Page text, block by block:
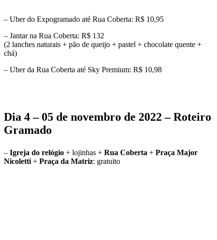
– Uber do Expogramado até Rua Coberta: R$ 10,95
– Jantar na Rua Coberta: R$ 132
(2 lanches naturais + pão de queijo + pastel + chocolate quente +
chá)
– Uber da Rua Coberta até Sky Premium: R$ 10,98
Dia 4 – 05 de novembro de 2022 – Roteiro
Gramado
– Igreja do relógio + lojinhas + Rua Coberta + Praça Major
Nicoletti + Praça da Matriz: gratuito